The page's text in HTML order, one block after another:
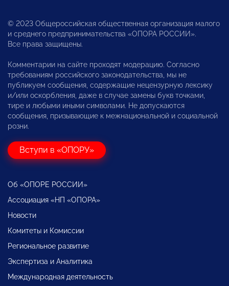
© 2023 Общероссийская общественная организация малого
и среднего предпринимательства «ОПОРА РОССИИ».
Все права защищены.
Комментарии на сайте проходят модерацию. Согласно
требованиям российского законодательства, мы не
публикуем сообщения, содержащие нецензурную лексику
и/или оскорбления, даже в случае замены букв точками,
тире и любыми иными символами. Не допускаются
сообщения, призывающие к межнациональной и социальной
розни.
Вступи в «ОПОРУ»
Об «ОПОРЕ РОССИИ»
Ассоциация «НП «ОПОРА»
Новости
Комитеты и Комиссии
Региональное развитие
Экспертиза и Аналитика
Международная деятельность